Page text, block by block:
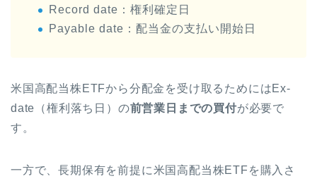
Record date：権利確定日
Payable date：配当金の支払い開始日
米国高配当株ETFから分配金を受け取るためにはEx-
date（権利落ち日）の前営業日までの買付が必要で
す。
一方で、長期保有を前提に米国高配当株ETFを購入さ